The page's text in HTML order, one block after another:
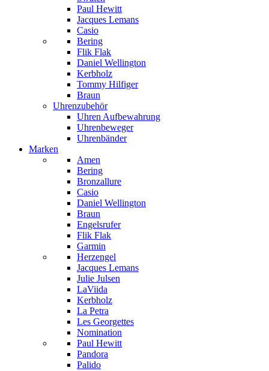
Paul Hewitt
Jacques Lemans
Casio
Bering
Flik Flak
Daniel Wellington
Kerbholz
Tommy Hilfiger
Braun
Uhrenzubehör
Uhren Aufbewahrung
Uhrenbeweger
Uhrenbänder
Marken
Amen
Bering
Bronzallure
Casio
Daniel Wellington
Braun
Engelsrufer
Flik Flak
Garmin
Herzengel
Jacques Lemans
Julie Julsen
LaViida
Kerbholz
La Petra
Les Georgettes
Nomination
Paul Hewitt
Pandora
Palido